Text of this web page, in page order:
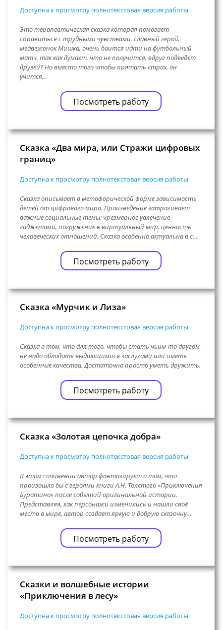
Доступна к просмотру полнотекстовая версия работы
Это терапевтическая сказка которая помогает
справиться с трудными чувствами. Главный герой,
медвежонок Мишка, очень боится идти на футбольный
матч, так как думает, что не получится, вдруг подведёт
друзей? Но вместо того чтобы прятать страх, он
учится…
Посмотреть работу
Сказка «Два мира, или Стражи цифровых
границ»
Доступна к просмотру полнотекстовая версия работы
Сказка описывает в метафорической форме зависимость
детей от цифрового мира. Произведение затрагивает
важные социальные темы: чрезмерное увлечение
гаджетами, погружение в виртуальный мир, ценность
человеческих отношений. Сказка особенно актуальна в с…
Посмотреть работу
Сказка «Мурчик и Лиза»
Доступна к просмотру полнотекстовая версия работы
Сказка о том, что для того, чтобы стать чьим-то другом,
не надо обладать выдающимися заслугами или иметь
особенные качества. Достаточно просто уметь дружить.
Посмотреть работу
Сказка «Золотая цепочка добра»
Доступна к просмотру полнотекстовая версия работы
В этом сочинении автор фантазирует о том, что
произошло бы с героями книги А.Н. Толстого «Приключения
Буратино» после событий оригинальной истории.
Представляя, как персонажи изменились и нашли своё
место в мире, автор создает яркую и добрую сказочну…
Посмотреть работу
Сказки и волшебные истории
«Приключения в лесу»
Доступна к просмотру полнотекстовая версия работы